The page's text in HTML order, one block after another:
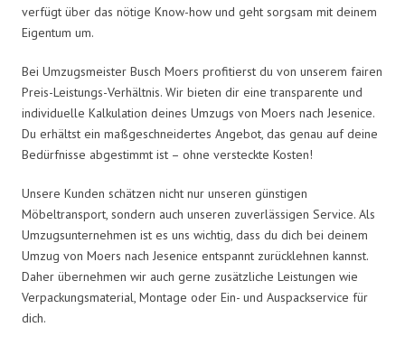
verfügt über das nötige Know-how und geht sorgsam mit deinem
Eigentum um.
Bei Umzugsmeister Busch Moers profitierst du von unserem fairen
Preis-Leistungs-Verhältnis. Wir bieten dir eine transparente und
individuelle Kalkulation deines Umzugs von Moers nach Jesenice.
Du erhältst ein maßgeschneidertes Angebot, das genau auf deine
Bedürfnisse abgestimmt ist – ohne versteckte Kosten!
Unsere Kunden schätzen nicht nur unseren günstigen
Möbeltransport, sondern auch unseren zuverlässigen Service. Als
Umzugsunternehmen ist es uns wichtig, dass du dich bei deinem
Umzug von Moers nach Jesenice entspannt zurücklehnen kannst.
Daher übernehmen wir auch gerne zusätzliche Leistungen wie
Verpackungsmaterial, Montage oder Ein- und Auspackservice für
dich.